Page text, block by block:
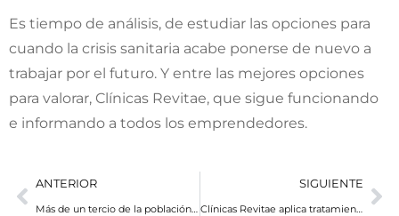
Es tiempo de análisis, de estudiar las opciones para
cuando la crisis sanitaria acabe ponerse de nuevo a
trabajar por el futuro. Y entre las mejores opciones
para valorar, Clínicas Revitae, que sigue funcionando
e informando a todos los emprendedores.
ANTERIOR
Más de un tercio de la población recurre a los servicios de la medicina estética
SIGUIENTE
Clínicas Revitae aplica tratamientos multidisciplinares para conseguir la máxima satisfacción del paciente